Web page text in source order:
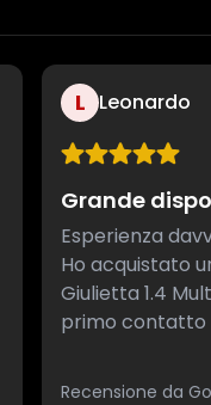
L Leonardo
Grande
Esperienza
Ho acquistato
Giulietta 1.4
primo contatto
Recensione da